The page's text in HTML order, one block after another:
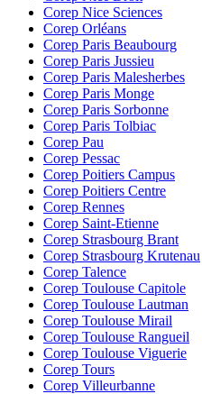
Corep Nice Sciences
Corep Orléans
Corep Paris Beaubourg
Corep Paris Jussieu
Corep Paris Malesherbes
Corep Paris Monge
Corep Paris Sorbonne
Corep Paris Tolbiac
Corep Pau
Corep Pessac
Corep Poitiers Campus
Corep Poitiers Centre
Corep Rennes
Corep Saint-Etienne
Corep Strasbourg Brant
Corep Strasbourg Krutenau
Corep Talence
Corep Toulouse Capitole
Corep Toulouse Lautman
Corep Toulouse Mirail
Corep Toulouse Rangueil
Corep Toulouse Viguerie
Corep Tours
Corep Villeurbanne